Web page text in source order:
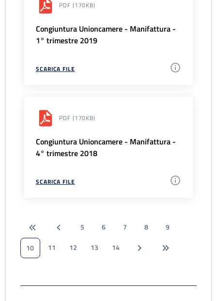
PDF (170KB)
Congiuntura Unioncamere - Manifattura -
1° trimestre 2019
SCARICA FILE
PDF (170KB)
Congiuntura Unioncamere - Manifattura -
4° trimestre 2018
SCARICA FILE
5 6 7 8
9
10
11 12 13 14